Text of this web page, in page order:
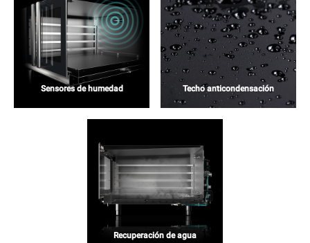
Sensores de humedad Techo anticondensación
Recuperación de agua